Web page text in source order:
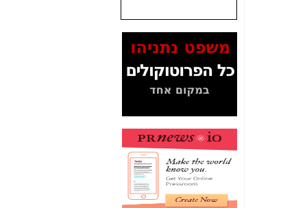
מוכיחים "תפירת תיק"
לאיש הלא נכון! -
כאן
עובדות ומסמכים
המוסתרים מהציבור:
בזק? -כאן
מה מקור ה-Fake
News שהביא לתפירת
תיק לביבי והעלמת
החשודים הנכונים -כאן